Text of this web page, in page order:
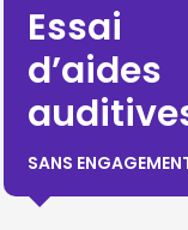
Essai
d’aides
SANS